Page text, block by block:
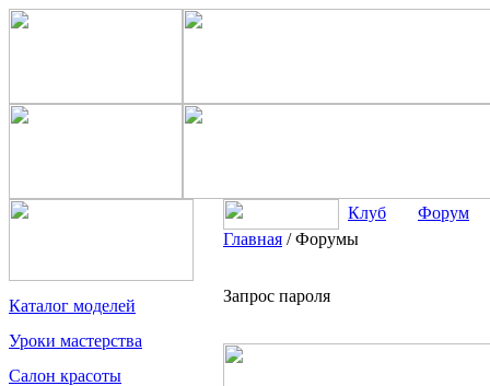
Каталог моделей
Уроки мастерства
Салон красоты
Клуб
Форум
Главная /Форумы
Запрос пароля